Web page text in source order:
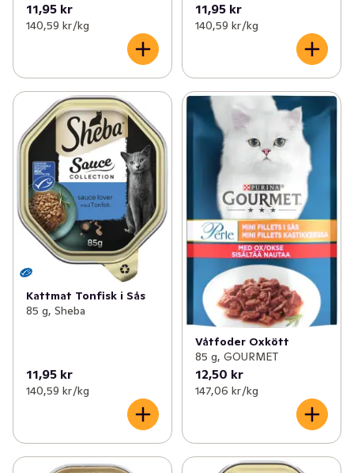
11,95 kr
140,59 kr /kg
11,95 kr
140,59 kr /kg
Kattmat Tonfisk i Sås
85 g, Sheba
11,95 kr
140,59 kr /kg
Våtfoder Oxkött
85 g, GOURMET
12,50 kr
147,06 kr /kg